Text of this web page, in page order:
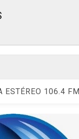
ESTÉREO 106.4 FM